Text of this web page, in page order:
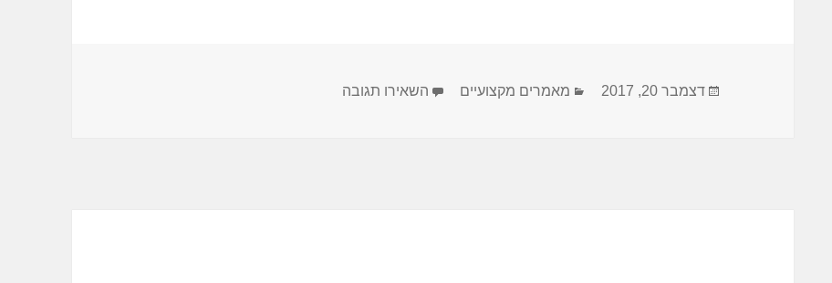
פורסם
דצמבר 20, 2017 קטגוריות
מאמרים מקצועיים השאירו תגובה